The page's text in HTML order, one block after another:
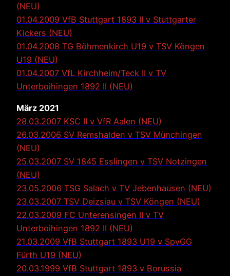
(NEU)
01.04.2009 VfB Stuttgart 1893 II v Stuttgarter
Kickers (NEU)
01.04.2008 TG Böhmenkirch U19 v TSV Köngen
U19 (NEU)
01.04.2007 VfL Kirchheim/Teck II v TV
Unterboihingen 1892 II (NEU)
März 2021
28.03.2007 KSC II v VfR Aalen (NEU)
26.03.2006 SV Remshalden v TSV Münchingen
(NEU)
25.03.2007 SV 1845 Esslingen v TSV Notzingen
(NEU)
23.05.2006 TSG Salach v TV Jebenhausen (NEU)
23.03.2007 TSV Deizsiau v TSV Köngen (NEU)
22.03.2009 FC Unterensingen II v TV
Unterboihingen 1892 II (NEU)
21.03.2009 VfB Stuttgart 1893 U19 v SpvGG
Fürth U19 (NEU)
20.03.1999 VfB Stuttgart 1893 v Borussia